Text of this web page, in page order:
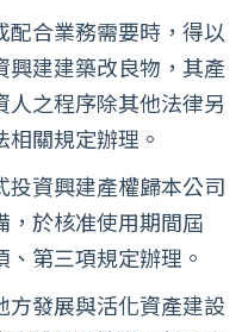
合業務需要時，得以
興建建築改良物，其產
之程序除其他法律另
關規定辦理。
資興建產權歸本公司
，於核准使用期間屆
第三項規定辦理。
方發展與活化資產建設